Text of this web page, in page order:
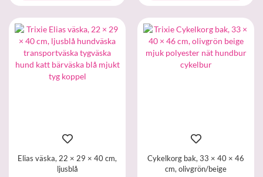
Elias väska, 22 × 29 × 40 cm,
ljusblå
Cykelkorg bak, 33 × 40 × 46
cm, olivgrön/beige